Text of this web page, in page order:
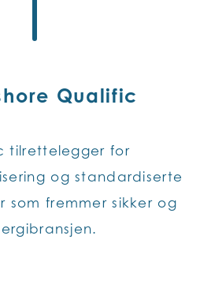
Qualific
tilrettelegger for
og standardiserte
som fremmer sikker og